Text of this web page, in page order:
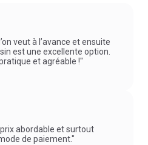
veut à l’avance et ensuite
est une excellente option.
et agréable !"
abordable et surtout
de paiement."